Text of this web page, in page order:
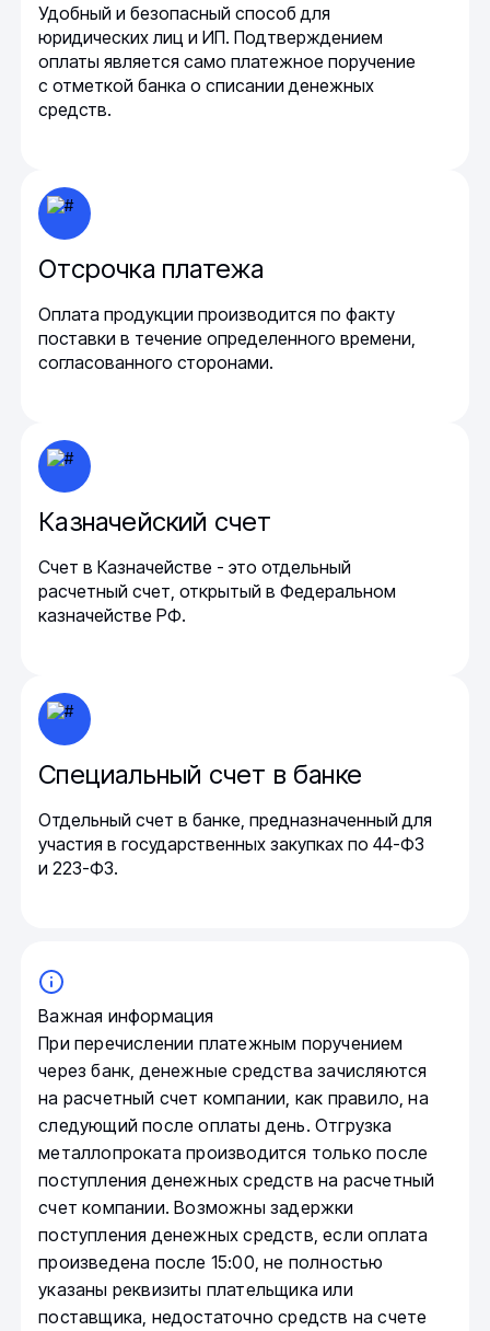
Удобный и безопасный способ для
юридических лиц и ИП. Подтверждением
оплаты является само платежное поручение
с отметкой банка о списании денежных
средств.
Отсрочка платежа
Оплата продукции производится по факту
поставки в течение определенного времени,
согласованного сторонами.
Казначейский счет
Счет в Казначействе - это отдельный
расчетный счет, открытый в Федеральном
казначействе РФ.
Специальный счет в банке
Отдельный счет в банке, предназначенный для
участия в государственных закупках по 44-ФЗ
и 223-ФЗ.
Важная информация
При перечислении платежным поручением
через банк, денежные средства зачисляются
на расчетный счет компании, как правило, на
следующий после оплаты день. Отгрузка
металлопроката производится только после
поступления денежных средств на расчетный
счет компании. Возможны задержки
поступления денежных средств, если оплата
произведена после 15:00, не полностью
указаны реквизиты плательщика или
поставщика, недостаточно средств на счете